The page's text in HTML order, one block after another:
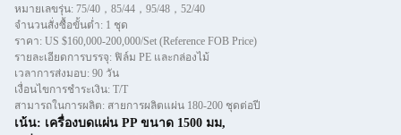
หมายเลขรุ่น: 75/40，85/44，95/48，52/40
จำนวนสั่งซื้อขั้นต่ำ: 1 ชุด
ราคา: US $160,000-200,000/Set (Reference FOB Price)
รายละเอียดการบรรจุ: ฟิล์ม PE และกล่องไม้
เวลาการส่งมอบ: 90 วัน
เงื่อนไขการชำระเงิน: T/T
สามารถในการผลิต: สายการผลิตแผ่น 180-200 ชุดต่อปี
เน้น: เครื่องบดแผ่น PP ขนาด 1500 มม,